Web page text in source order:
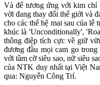
Và để tương ứng với kim chỉ
vời đang thay đổi thế giới và
cho các thế hệ mai sau của lễ
khúc là 'Unconditionally',
thông điệp tích cực về giữ
đương đầu mọi cam go
với tầm cỡ siêu sao, nữ siêu
của NTK duy nhất tại Việt
qua: Nguyễn Công Trí.